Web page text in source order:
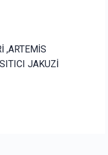
,ARTEMİS
JAKUZİ